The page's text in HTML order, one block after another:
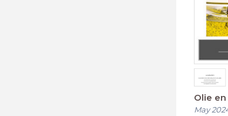
Olie
May